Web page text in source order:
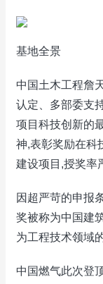
基地全景
中国土木工程詹
认定、多部委支
项目科技创新的
神,表彰奖励在科
建设项目,授奖率
因超严苛的申报
奖被称为中国建
为工程技术领域
中国燃气此次登